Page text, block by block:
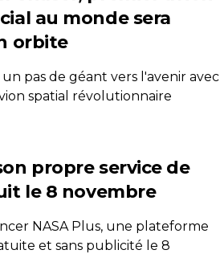
au monde sera
orbite
pas de géant vers l'avenir avec
spatial révolutionnaire
propre service de
le 8 novembre
NASA Plus, une plateforme
et sans publicité le 8